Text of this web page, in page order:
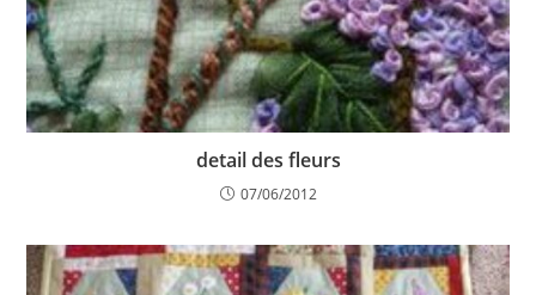
detail des fleurs
07/06/2012